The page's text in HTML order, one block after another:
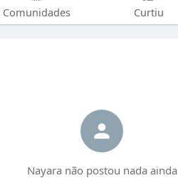
Comunidades Curtiu
Nayara não postou nada ainda